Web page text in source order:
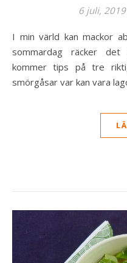
6 juli, 2019
I min värld kan mackor absolut vara riktig mat. En varm
sommardag räcker
kommer tips på tre
smörgåsar var kan vara